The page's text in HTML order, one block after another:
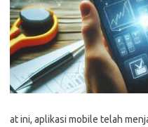
at ini, aplikasi mobile telah